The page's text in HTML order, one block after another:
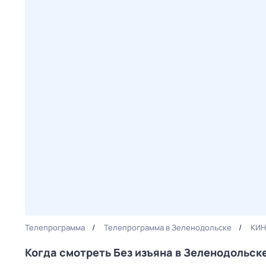
Телепрограмма Телепрограмма в Зеленодольске
Когда смотреть Без изъяна в